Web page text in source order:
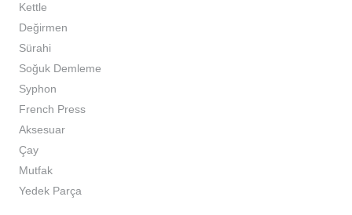
Kettle
Değirmen
Sürahi
Soğuk Demleme
Syphon
French Press
Aksesuar
Çay
Mutfak
Yedek Parça